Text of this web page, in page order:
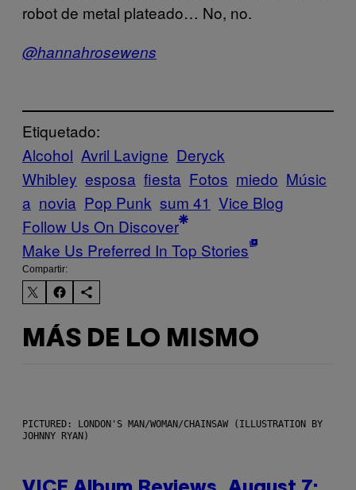
robot de metal plateado… No, no.
@hannahrosewens
Etiquetado:
Alcohol Avril Lavigne Deryck
Whibley esposa fiesta Fotos miedo Músic
a novia Pop Punk sum 41 Vice Blog
Follow Us On Discover
Make Us Preferred In Top Stories
Compartir:
MÁS DE LO MISMO
PICTURED: LONDON'S MAN/WOMAN/CHAINSAW (ILLUSTRATION BY
JOHNNY RYAN)